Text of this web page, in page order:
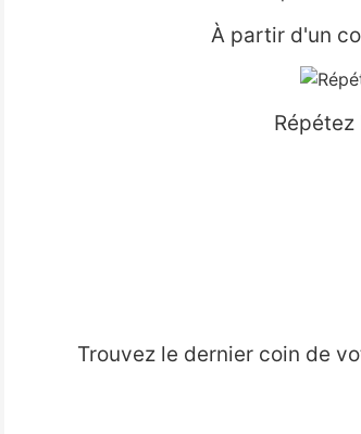
À partir d'un
Trouvez le dernier coin de